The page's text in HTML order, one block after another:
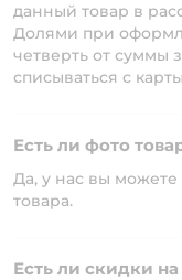
данный товар в
Долями при
четверть от суммы
списываться с
Есть ли фото
Да, у нас вы можете
товара.
Есть ли скидки